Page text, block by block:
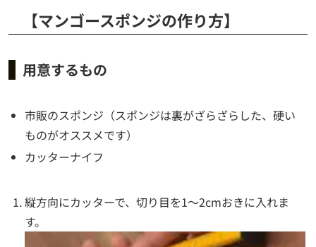
【マンゴースポンジの作り方】
用意するもの
市販のスポンジ（スポンジは裏がざらざらした、硬い
ものがオススメです）
カッターナイフ
縦方向にカッターで、切り目を1～2cmおきに入れま
す。